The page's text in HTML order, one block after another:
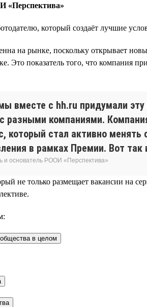
«Перспектива»
который создаёт лучшие
на рынке, поскольку открывает
показатель того, что компания
вместе с hh.ru придумали
разными компаниями.
который стал активно
в рамках Премии. Вот так
и основатель РООИ «Перспектива»
не только размещает вакансии на
в целом